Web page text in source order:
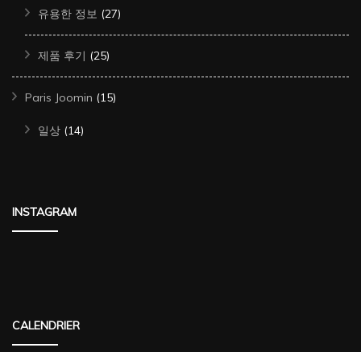
유용한 정보 (27)
제품 후기 (25)
Paris Joomin (15)
일상 (14)
INSTAGRAM
CALENDRIER